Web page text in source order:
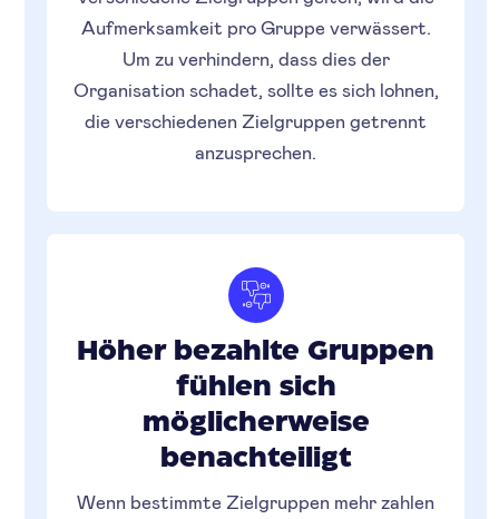
Aufmerksamkeit pro Gruppe verwässert.
Um zu verhindern, dass dies der
Organisation schadet, sollte es sich lohnen,
die verschiedenen Zielgruppen getrennt
anzusprechen.
Höher bezahlte Gruppen
fühlen sich
möglicherweise
benachteiligt
Wenn bestimmte Zielgruppen mehr zahlen